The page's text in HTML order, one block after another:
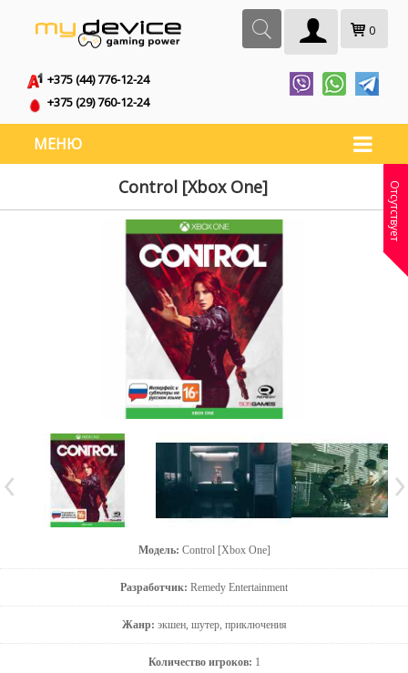
0
+375 (44) 776-12-24
+375 (29) 760-12-24
МЕНЮ
Control [Xbox One]
Модель: Control [Xbox One]
Разработчик: Remedy Entertainment
Жанр: экшен, шутер, приключения
Количество игроков: 1
Отсутствует